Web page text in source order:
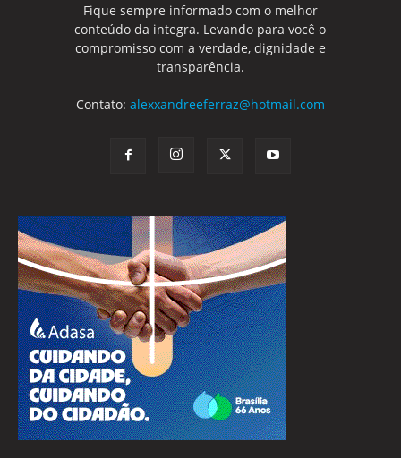
Fique sempre informado com o melhor
conteúdo da integra. Levando para você o
compromisso com a verdade, dignidade e
transparência.
Contato: alexxandreeferraz@hotmail.com